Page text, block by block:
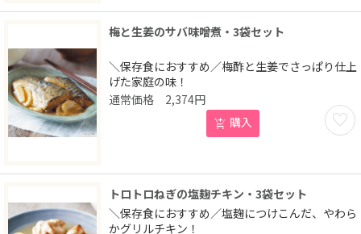
梅と生姜のサバ味噌煮・3袋セット
＼保存食におすすめ／梅酢と生姜でさっぱり仕上
げた家庭の味！
お気
2,374円
購入
トロトロねぎの塩麹チキン・3袋セット
＼保存食におすすめ／塩麹につけこんだ、やわら
かグリルチキン！